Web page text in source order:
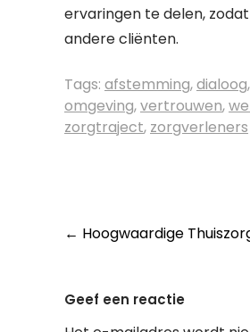
ervaringen te delen,
andere cliënten.
Tags: afstemming,dialoog,
omgeving,vertrouwen,
zorgtraject, zorgverleners
Post
← Hoogwaardige
Geef een reactie